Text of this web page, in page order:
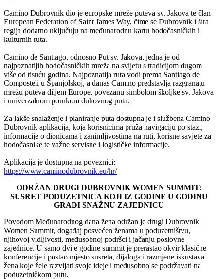
Camino Dubrovnik dio je europske mreže puteva sv. Jakova te član
European Federation of Saint James Way, čime se Dubrovnik i šira
regija dodatno uključuju na međunarodnu kartu hodočasničkih i
kulturnih ruta.
Camino de Santiago, odnosno Put sv. Jakova, jedna je od
najpoznatijih hodočasničkih mreža na svijetu s tradicijom dugom
više od tisuću godina. Najpoznatija ruta vodi prema Santiago de
Composteli u Španjolskoj, a danas Camino predstavlja razgranatu
mrežu puteva diljem Europe, povezanu simbolom školjke sv. Jakova
i univerzalnom porukom duhovnog puta.
Za lakše snalaženje i planiranje puta dostupna je i službena Camino
Dubrovnik aplikacija, koja korisnicima pruža navigaciju po stazi,
informacije o dionicama i zanimljivostima na ruti, korisne savjete za
hodočasnike te važne servisne i logističke informacije.
Aplikacija je dostupna na poveznici:
https://www.caminodubrovnik.eu/hr/
ODRŽAN DRUGI DUBROVNIK WOMEN SUMMIT:
SUSRET PODUZETNICA KOJI IZ GODINE U GODINU
GRADI SNAŽNU ZAJEDNICU
Povodom Međunarodnog dana žena održan je drugi Dubrovnik
Women Summit, događaj posvećen ženama u poduzetništvu,
njihovoj vidljivosti, međusobnoj podršci i jačanju poslovne
zajednice. U samo dvije godine summit je prerastao okvir klasične
konferencije i postao mjesto susreta, dijaloga i razmjene iskustava
žena koje žele razvijati svoje ideje i međusobno se podržavati na
poduzetničkom putu.